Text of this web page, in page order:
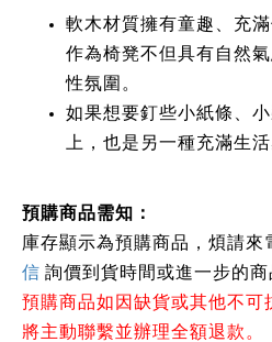
軟木材質擁有童趣、充
作為椅凳不但具有自然
性氛圍。
如果想要釘些小紙條、
上，也是另一種充滿生活
預購商品需知：
庫存顯示為預購商品，煩請
信 詢價到貨時間或進一步的商
預購商品如因缺貨或其他不可
將主動聯繫並辦理全額退款。